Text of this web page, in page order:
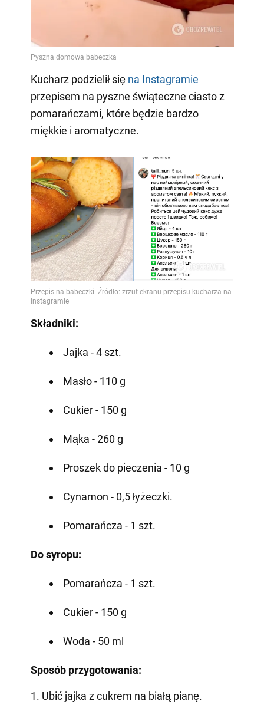
Kucharz podzielił się na Instagramie
przepisem na pyszne świąteczne ciasto z
pomarańczami, które będzie bardzo
miękkie i aromatyczne.
Składniki:
Jajka - 4 szt.
Masło - 110 g
Cukier - 150 g
Mąka - 260 g
Proszek do pieczenia - 10 g
Cynamon - 0,5 łyżeczki.
Pomarańcza - 1 szt.
Do syropu:
Pomarańcza - 1 szt.
Cukier - 150 g
Woda - 50 ml
Sposób przygotowania:
1. Ubić jajka z cukrem na białą pianę.